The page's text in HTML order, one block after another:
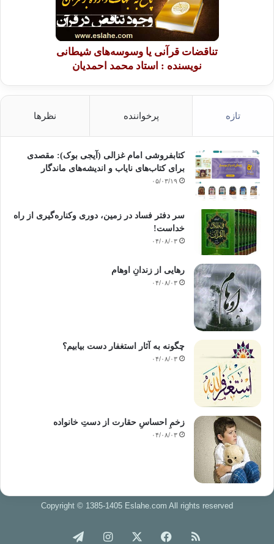
تناقضات قرآنی یا وسوسه‌های شیطانی
نویسنده : استاد محمد احمدیان
تازه پرخواننده نظرها
کتابفروشی امام غزالی (آیجی بوک): مقصدی
برای کتاب‌های نایاب و اندیشه‌های ماندگار
۰۵/۰۳/۱۹
سر دفتر فساد در زمین‌، دوری وکناره‌گیری از راه
خداست‌!
۰۴/۰۸/۰۳
رهایی از زندانِ اوهام
۰۴/۰۸/۰۳
چگونه به آثار استغفار دست بیابیم؟
۰۴/۰۸/۰۳
زخمِ احساسِ حقارت از دستِ خانواده
۰۴/۰۸/۰۳
Copyright © 1385-1405 Eslahe.com All rights reserved
خوراک فیس اینستاگرام